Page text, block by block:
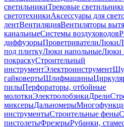
светильникиТрековые
светотехникиАксессуары для
лентВентиляцияВентиляторы
канальныеСистемы воздуховодов
диффузорыПроветривателиЛюки
под плиткуЛюки напольныеЛюки
покраскуСтроительный
инструментЭлектроинструмент
гайковертыШлифмашины
пилыПерфораторы, отбойные
молоткиЭлектролобзикиДрели
миксерыДальномеры
инструментыСтроительные фены
пистолетыФрезерыРубанки,